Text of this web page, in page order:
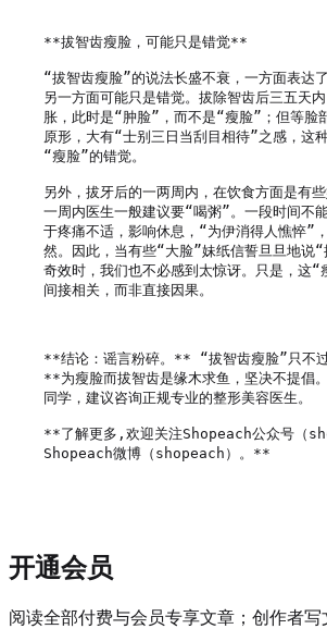
**拔智齿瘦脸，可能只是错觉**
“拔智齿瘦脸”的说法长盛不衰，一方面表达
另一方面可能只是错觉。拔除智齿后三五天
胀，此时是“肿脸”，而不是“瘦脸”；但等脸
原形，大有“士别三日当刮目相待”之感，这
“瘦脸”的错觉。
另外，拔牙后的一两周内，在饮食方面是有
一周内医生一般建议要“喝粥”。一段时间不
于疼痛不适，影响休息，“为伊消得人憔悴”
然。因此，当有些“大脸”妹纸信誓旦旦地说
奇效时，我们也不必感到太惊讶。只是，这“
间接相关，而非直接因果。
**结论：谣言粉碎。** “拔智齿瘦脸”只不过
**为瘦脸而拔智齿是缘木求鱼，坚决不提倡
同学，建议咨询正规专业的整形美容医生。
**了解更多,欢迎关注Shopeach公众号（
Shopeach微博（shopeach）。**
开通会员
阅读全部付费与会员专享文章；创作者